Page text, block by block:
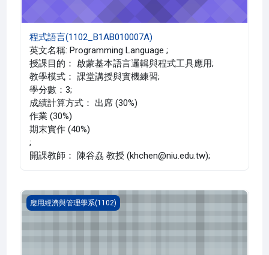
程式語言(1102_B1AB010007A)
英文名稱: Programming Language ;
授課目的： 啟蒙基本語言邏輯與程式工具應用;
教學模式： 課堂講授與實機練習;
學分數：3;
成績計算方式： 出席 (30%)
作業 (30%)
期末實作 (40%)
;
開課教師： 陳谷劦 教授 (khchen@niu.edu.tw);
管理學(1102_B1AB000117B)
應用經濟與管理學系(1102)